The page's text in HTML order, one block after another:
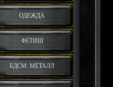
ОДЕЖДА
ФЕТИШ
БДСМ. МЕТАЛЛ